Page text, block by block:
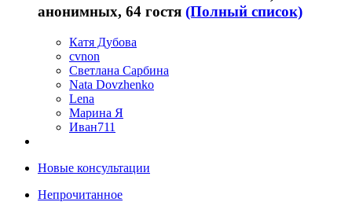
анонимных, 64 гостя (Полный список)
Катя Дубова
cvnon
Светлана Сарбина
Nata Dovzhenko
Lena
Марина Я
Иван711
Новые консультации
Непрочитанное